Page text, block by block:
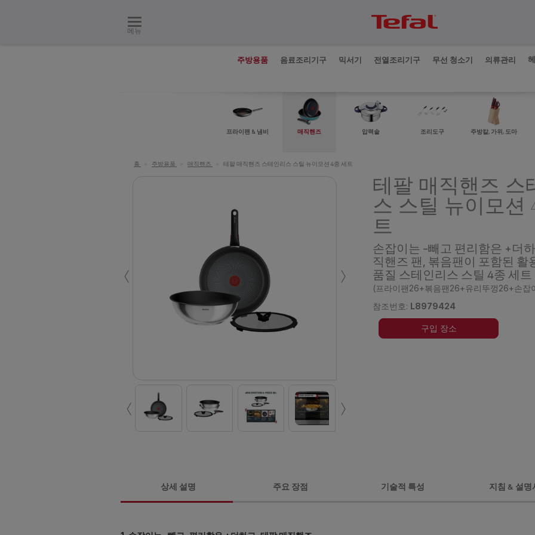
메뉴
주방용품 음료조리기구 믹서기 전열조리기구 무선 청소기 의류관리
프라이팬 & 냄비 매직핸즈 압력솥 조리도구 주방칼, 가위, 도마
홈 주방용품 매직핸즈 테팔 매직핸즈 스테인리스 스틸 뉴이모션 4종 세트
‹ ›
‹ ›
테팔 매직핸즈 스
스 스틸 뉴이모션
트
손잡이는 -빼고 편리함은 +더
직핸즈 팬, 볶음팬이 포함된 활
품질 스테인리스 스틸 4종 세트
(프라이팬26+볶음팬26+유리뚜껑26+손잡
참조번호: L8979424
구입 장소
상세 설명 주요 장점 기술적 특성 지침 & 설명